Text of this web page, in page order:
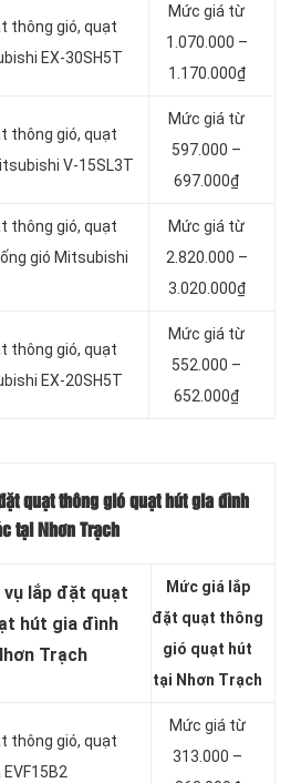
thông gió, quạt
EX-30SH5T
Mức giá từ
1.070.000 –
1.170.000₫
thông gió, quạt
V-15SL3T
Mức giá từ
597.000 –
697.000₫
thông gió, quạt
gió Mitsubishi
Mức giá từ
2.820.000 –
3.020.000₫
thông gió, quạt
EX-20SH5T
Mức giá từ
552.000 –
652.000₫
quạt thông gió quạt hút gia đình
tại Nhơn Trạch
vụ lắp đặt quạt
hút gia đình
Trạch
Mức giá lắp
đặt quạt thông
gió quạt hút
tại Nhơn Trạch
thông gió, quạt
Mức giá từ
313.000 –